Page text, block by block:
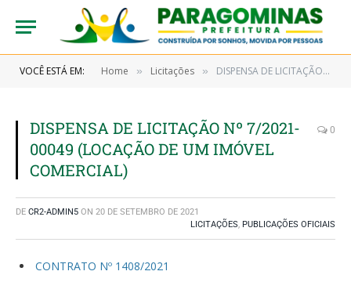
VOCÊ ESTÁ EM: Home » Licitações » DISPENSA DE LICITAÇÃO Nº 7/2021-00049 (LOCAÇÃO DE UM IMÓVEL COMERCIAL)
DISPENSA DE LICITAÇÃO Nº 7/2021-
00049 (LOCAÇÃO DE UM IMÓVEL
COMERCIAL)
0
DE CR2-ADMIN5 ON 20 DE SETEMBRO DE 2021
LICITAÇÕES, PUBLICAÇÕES OFICIAIS
CONTRATO Nº 1408/2021